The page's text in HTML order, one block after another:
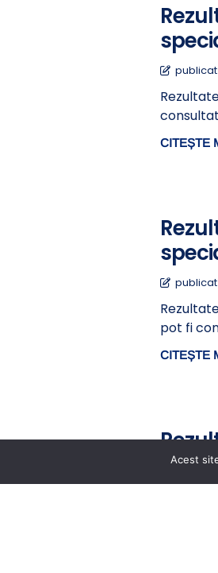
CITEȘTE
pot fi
CITEȘTE
Acest